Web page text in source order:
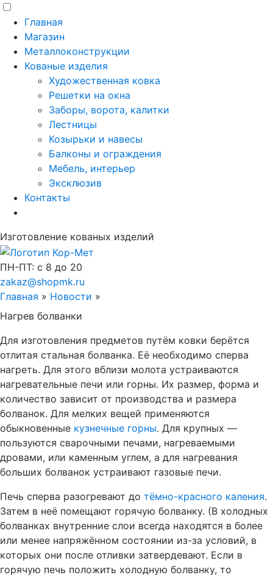
Главная
Магазин
Металлоконструкции
Кованые изделия
Художественная ковка
Решетки на окна
Заборы, ворота, калитки
Лестницы
Козырьки и навесы
Балконы и ограждения
Мебель, интерьер
Эксклюзив
Контакты
Изготовление кованых изделий
ПН-ПТ: с 8 до 20
zakaz@shopmk.ru
Главная » Новости »
Нагрев болванки
Для изготовления предметов путём ковки берётся
отлитая стальная болванка. Её необходимо сперва
нагреть. Для этого вблизи молота устраиваются
нагревательные печи или горны. Их размер, форма и
количество зависит от производства и размера
болванок. Для мелких вещей применяются
обыкновенные кузнечные горны. Для крупных —
пользуются сварочными печами, нагреваемыми
дровами, или каменным углем, а для нагревания
больших болванок устраивают газовые печи.
Печь сперва разогревают до тёмно-красного каления.
Затем в неё помещают горячую болванку. (В холодных
болванках внутренние слои всегда находятся в более
или менее напряжённом состоянии из-за условий, в
которых они после отливки затвердевают. Если в
горячую печь положить холодную болванку, то